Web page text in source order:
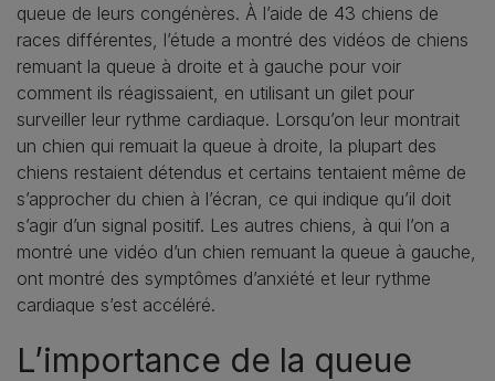
queue de leurs congénères. À l’aide de 43 chiens de
races différentes, l’étude a montré des vidéos de chiens
remuant la queue à droite et à gauche pour voir
comment ils réagissaient, en utilisant un gilet pour
surveiller leur rythme cardiaque. Lorsqu’on leur montrait
un chien qui remuait la queue à droite, la plupart des
chiens restaient détendus et certains tentaient même de
s’approcher du chien à l’écran, ce qui indique qu’il doit
s’agir d’un signal positif. Les autres chiens, à qui l’on a
montré une vidéo d’un chien remuant la queue à gauche,
ont montré des symptômes d’anxiété et leur rythme
cardiaque s’est accéléré.
L’importance de la queue